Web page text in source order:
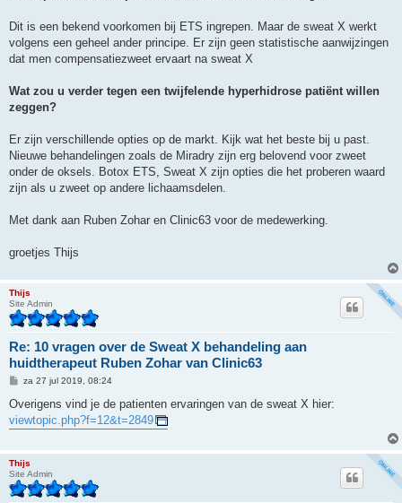
Dit is een bekend voorkomen bij ETS ingrepen. Maar de sweat X werkt
volgens een geheel ander principe. Er zijn geen statistische aanwijzingen
dat men compensatiezweet ervaart na sweat X
Wat zou u verder tegen een twijfelende hyperhidrose patiënt willen
zeggen?
Er zijn verschillende opties op de markt. Kijk wat het beste bij u past.
Nieuwe behandelingen zoals de Miradry zijn erg belovend voor zweet
onder de oksels. Botox ETS, Sweat X zijn opties die het proberen waard
zijn als u zweet op andere lichaamsdelen.
Met dank aan Ruben Zohar en Clinic63 voor de medewerking.
groetjes Thijs
Thijs
Site Admin
Re: 10 vragen over de Sweat X behandeling aan
huidtherapeut Ruben Zohar van Clinic63
B
r
c
za 27 jul 2019, 08:24
Overigens vind je de patienten ervaringen van de sweat X hier:
viewtopic.php?f=12&t=2849
Thijs
Site Admin